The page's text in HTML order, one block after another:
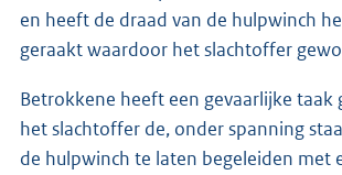
en heeft de draad van de hulpwinch
geraakt waardoor het slachtoffer
Betrokkene heeft een gevaarlijke taak
het slachtoffer de, onder spanning
de hulpwinch te laten begeleiden met